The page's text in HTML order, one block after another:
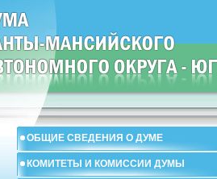
ОБЩИЕ СВЕДЕНИЯ О ДУМЕ
КОМИТЕТЫ И КОМИССИИ ДУМЫ